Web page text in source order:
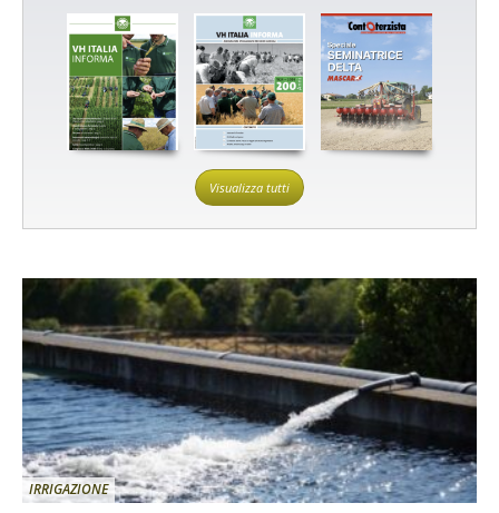
Visualizza tutti
IRRIGAZIONE